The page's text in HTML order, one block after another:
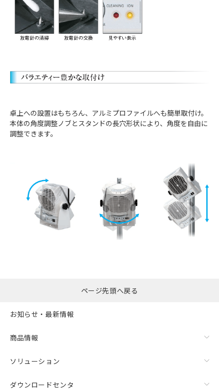
卓上への設置はもちろん、アルミプロファイルへも簡単取付け。
本体の角度調整ノブとスタンドの長穴形状により、角度を自由に
調整できます。
ページ先頭へ戻る
お知らせ・最新情報
商品情報
ソリューション
ダウンロードセンタ